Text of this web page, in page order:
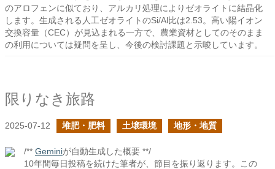
のアロフェンに似ており、アルカリ処理によりゼオライトに結晶化
します。生成される人工ゼオライトのSi/Al比は2.53。高い陽イオン
交換容量（CEC）が見込まれる一方で、農業資材としてのそのまま
の利用については疑問を呈し、今後の検討課題と示唆しています。
限りなき旅路
2025-07-12 堆肥・肥料 土壌環境 地形・地質
/** Geminiが自動生成した概要 **/
10年間毎日投稿を続けた筆者が、節目を振り返ります。この